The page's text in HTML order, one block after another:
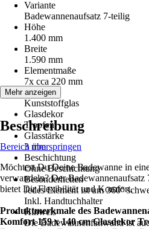
Variante
Badewannenaufsatz 7-teilig
Höhe
1.400 mm
Breite
1.590 mm
Elementmaße
7x cca 220 mm
Glasart
Kunststoffglas
Glasdekor
Tropfen
Glasstärke
3 mm
Beschichtung
Ohne Beschichtung
Besonderheiten
Jedes Element ist um 360°
Inkl. Handtuchhalter
Hinweis
Die Badewannenfaltwand ist
Mehr anzeigen
Beschreibung
Bereich überspringen
Möchtest Du Deine Badewanne in
verwandeln? Der
bietet Dir Flexibilität und Komfort.
Produktmerkmale des
Komfort 159 x 140 cm Glasdekor